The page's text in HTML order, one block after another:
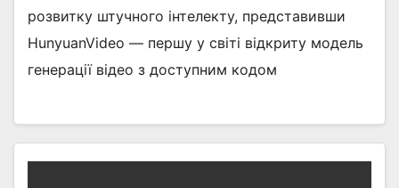
розвитку штучного інтелекту, представивши
HunyuanVideo — першу у світі відкриту модель
генерації відео з доступним кодом